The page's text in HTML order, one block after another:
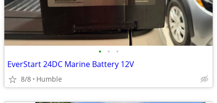
• • •
EverStart 24DC Marine Battery 12V
8/8 Humble